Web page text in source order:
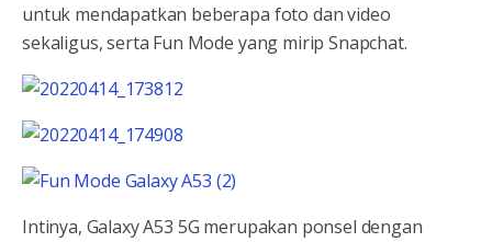
untuk mendapatkan beberapa foto dan video
sekaligus, serta Fun Mode yang mirip Snapchat.
Intinya, Galaxy A53 5G merupakan ponsel dengan